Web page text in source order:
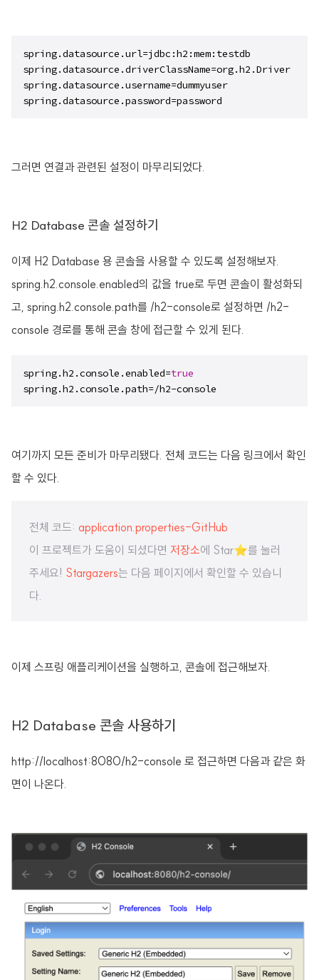
spring.datasource.url=jdbc:h2:mem:testdb
spring.datasource.driverClassName=org.h2.Driver
spring.datasource.username=dummyuser
spring.datasource.password=password
그러면 연결과 관련된 설정이 마무리되었다.
H2 Database 콘솔 설정하기
이제 H2 Database 용 콘솔을 사용할 수 있도록 설정해보자.
spring.h2.console.enabled의 값을 true로 두면 콘솔이 활성화되
고, spring.h2.console.path를 /h2-console로 설정하면 /h2-
console 경로를 통해 콘솔 창에 접근할 수 있게 된다.
spring.h2.console.enabled=true
spring.h2.console.path=/h2-console
여기까지 모든 준비가 마무리됐다. 전체 코드는 다음 링크에서 확인
할 수 있다.
전체 코드: application.properties-GitHub
이 프로젝트가 도움이 되셨다면 저장소에 Star⭐️를 눌러
주세요! Stargazers는 다음 페이지에서 확인할 수 있습니
다.
이제 스프링 애플리케이션을 실행하고, 콘솔에 접근해보자.
H2 Database 콘솔 사용하기
http://localhost:8080/h2-console 로 접근하면 다음과 같은 화
면이 나온다.